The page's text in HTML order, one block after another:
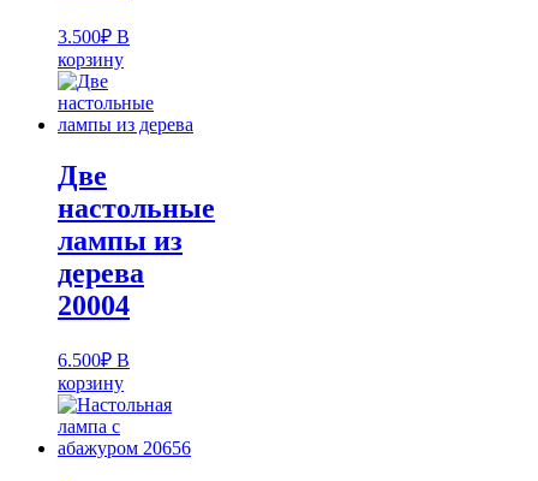
3.500₽ В
корзину
Две
настольные
лампы из
дерева
20004
6.500₽ В
корзину